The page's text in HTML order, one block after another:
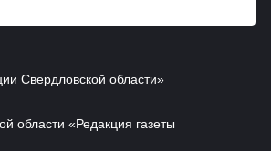
Свердловской области»
области «Редакция газеты